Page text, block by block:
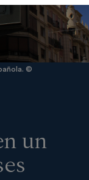
©
un